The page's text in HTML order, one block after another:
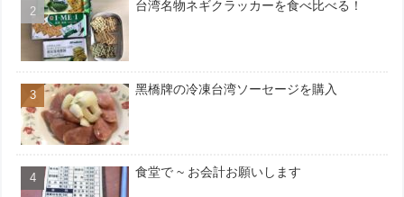
台湾名物ネギクラッカーを食べ比べる！
黑橋牌の冷凍台湾ソーセージを購入
食堂で ~ お会計お願いします